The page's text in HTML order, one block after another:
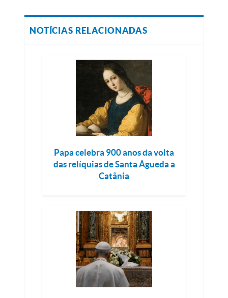
NOTÍCIAS RELACIONADAS
Papa celebra 900 anos da volta
das relíquias de Santa Águeda a
Catânia